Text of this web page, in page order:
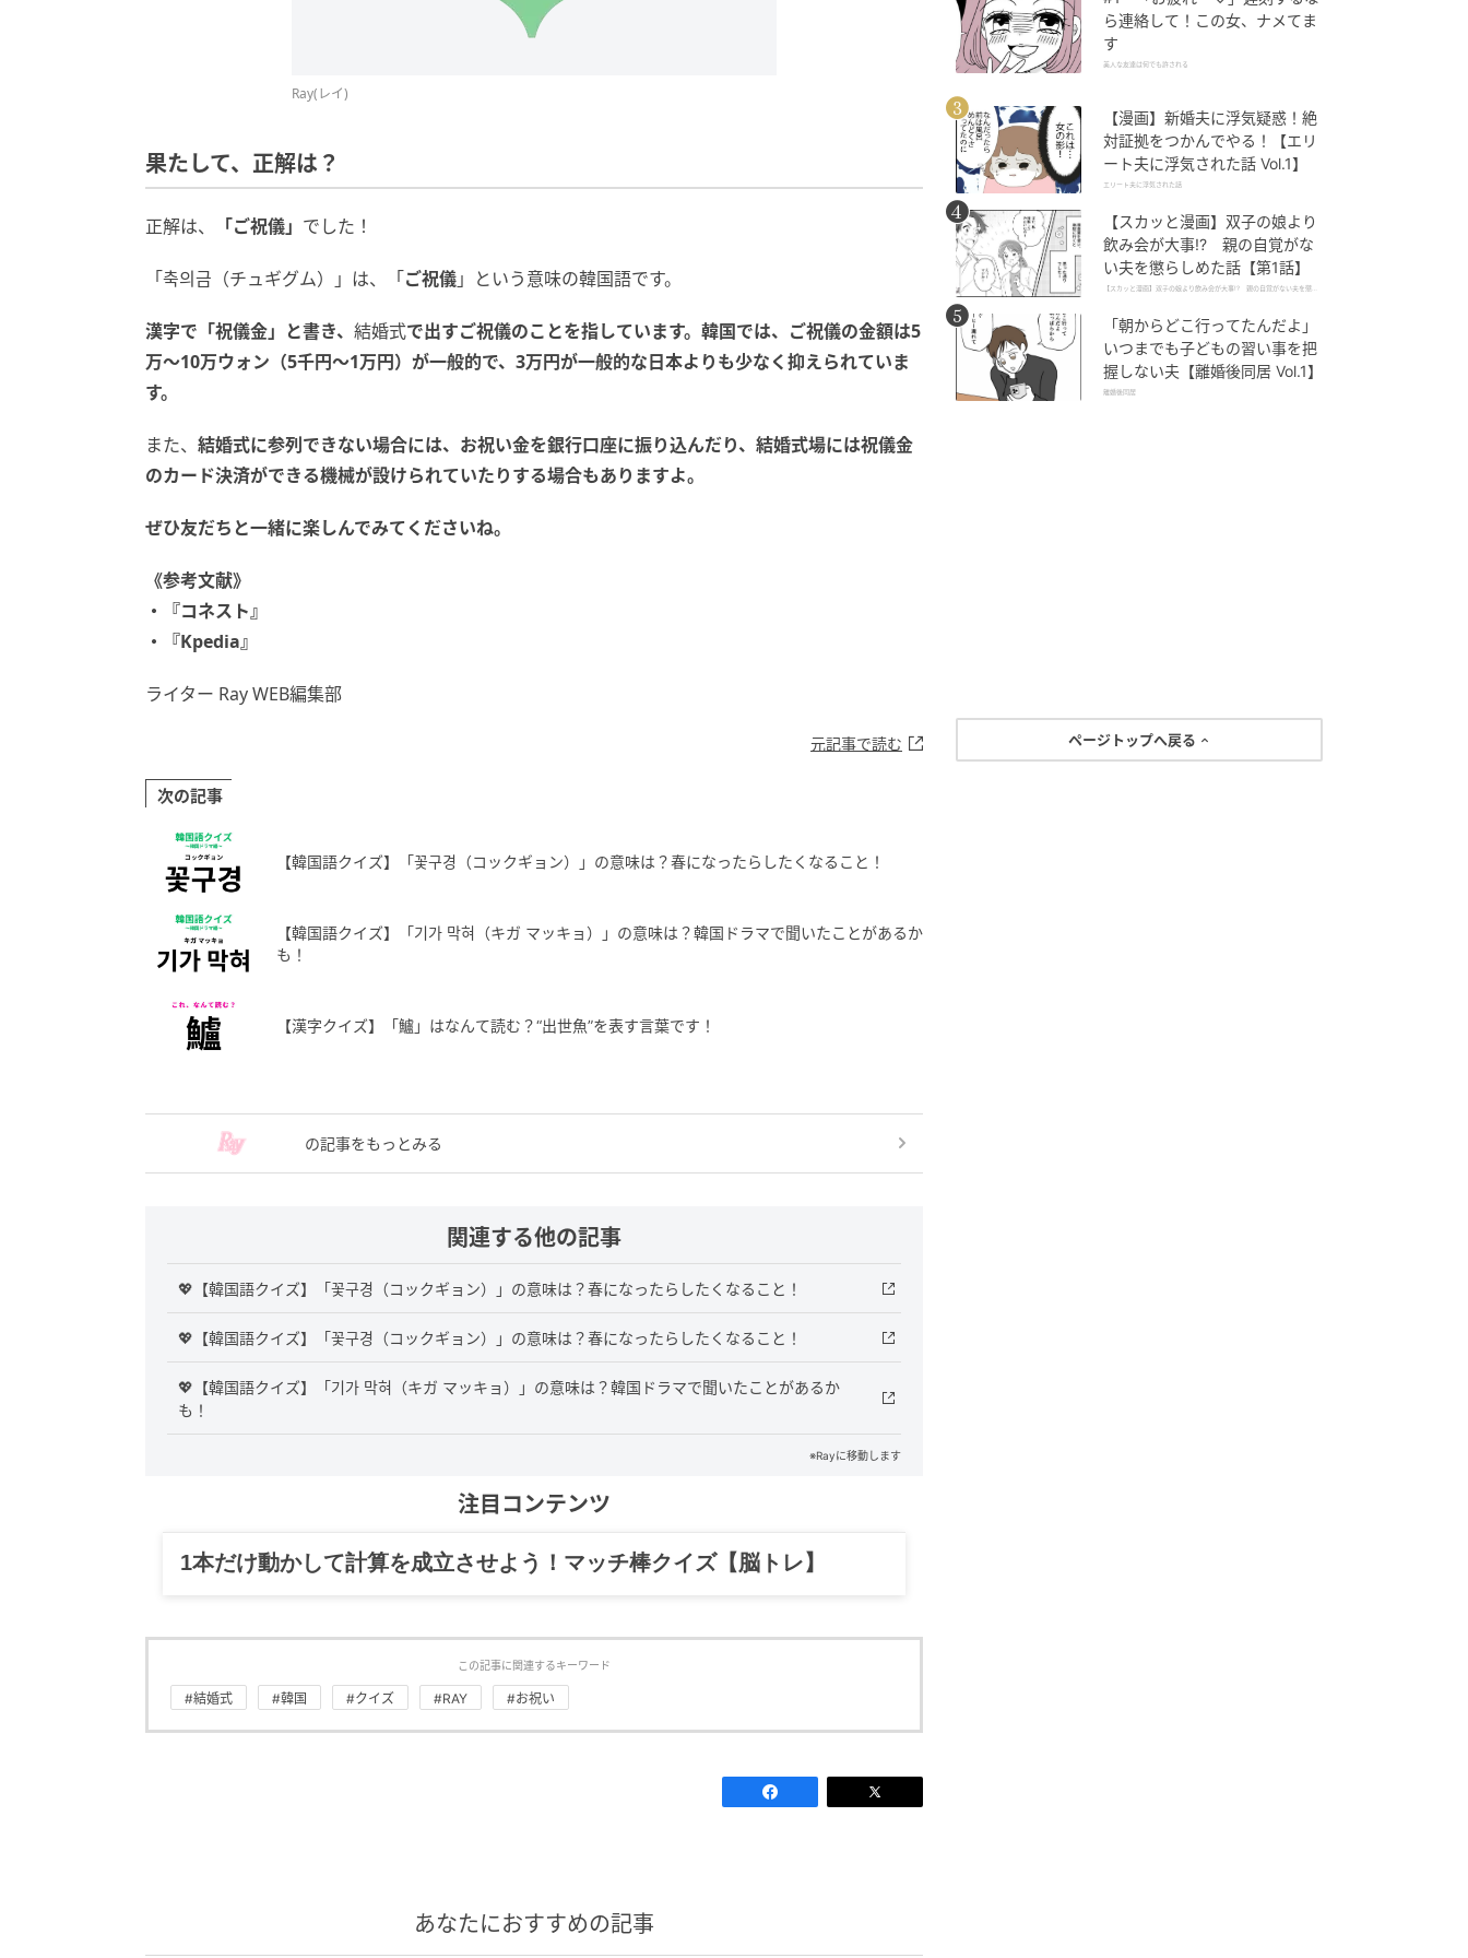
Ray(レイ)
果たして、正解は？
正解は、 「ご祝儀」 でした！
「축의금（チュギグム）」は、「ご祝儀」という意味の韓国語です。
漢字で「祝儀金」と書き、 結婚式で出すご祝儀のことを指しています。韓国では、ご祝儀の金額は5
万～10万ウォン（5千円～1万円）が一般的で、3万円が一般的な日本よりも少なく抑えられていま
す。
また、 結婚式に参列できない場合には、お祝い金を銀行口座に振り込んだり、結婚式場には祝儀金
のカード決済ができる機械が設けられていたりする場合もありますよ。
ぜひ友だちと一緒に楽しんでみてくださいね。
《参考文献》
・『コネスト』
・『Kpedia』
ライター Ray WEB編集部
元記事で読む
次の記事
【韓国語クイズ】「꽃구경（コックギョン）」の意味は？春になったらしたくなること！
【韓国語クイズ】「기가 막혀（キガ マッキョ）」の意味は？韓国ドラマで聞いたことがあるか
も！
【漢字クイズ】「鱸」はなんて読む？“出世魚”を表す言葉です！
の記事をもっとみる
関連する他の記事
💖【韓国語クイズ】「꽃구경（コックギョン）」の意味は？春になったらしたくなること！
💖【韓国語クイズ】「꽃구경（コックギョン）」の意味は？春になったらしたくなること！
💖【韓国語クイズ】「기가 막혀（キガ マッキョ）」の意味は？韓国ドラマで聞いたことがあるか
も！
※Rayに移動します
注目コンテンツ
1本だけ動かして計算を成立させよう！マッチ棒クイズ【脳トレ】
この記事に関連するキーワード
#結婚式 #韓国 #クイズ #RAY #お祝い
あなたにおすすめの記事
ら連絡して！この女、ナメてま
す
美人な友達は何でも許される
【漫画】新婚夫に浮気疑惑！絶
対証拠をつかんでやる！【エリ
ート夫に浮気された話 Vol.1】
エリート夫に浮気された話
【スカッと漫画】双子の娘より
飲み会が大事!? 親の自覚がな
い夫を懲らしめた話【第1話】
【スカッと漫画】双子の娘より飲み会が大事!? 親の自覚がない夫を懲ら
「朝からどこ行ってたんだよ」
いつまでも子どもの習い事を把
握しない夫【離婚後同居 Vol.1】
離婚後同居
ページトップへ戻る